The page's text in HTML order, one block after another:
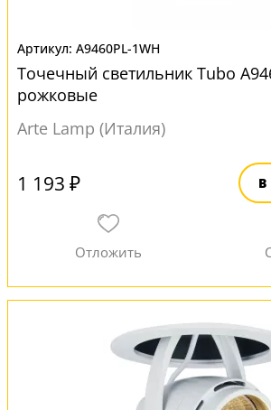
A9460PL-1WH
Точечный светильник Tubo
рожковые
Arte Lamp (Италия)
1 193 ₽